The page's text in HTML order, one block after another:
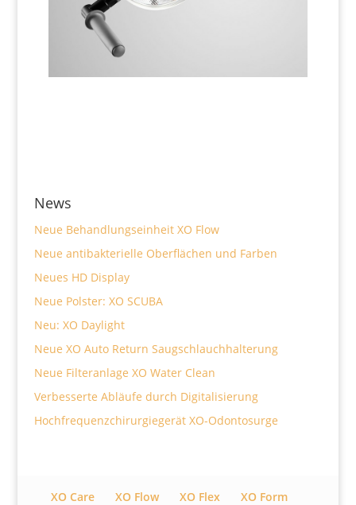
News
Neue Behandlungseinheit XO Flow
Neue antibakterielle Oberflächen und Farben
Neues HD Display
Neue Polster: XO SCUBA
Neu: XO Daylight
Neue XO Auto Return Saugschlauchhalterung
Neue Filteranlage XO Water Clean
Verbesserte Abläufe durch Digitalisierung
Hochfrequenzchirurgiegerät XO-Odontosurge
XO Care XO Flow XO Flex XO Form